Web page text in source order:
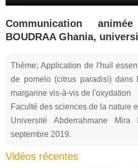
Communication
BOUDRAA Ghania,
Thème; Application de l'huil
de pomelo (citrus paradisi) dans
margarine vis-à-vis de l'oxydation
Faculté des sciences de la nature
Université Abderrahmane
septembre 2019.
Vidéos récentes